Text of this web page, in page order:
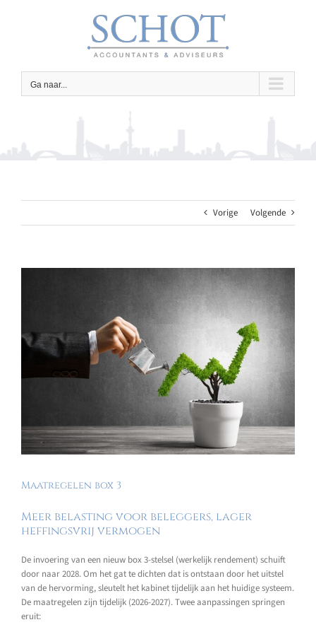
Ga naar...
Vorige Volgende
Maatregelen box 3
Meer belasting voor beleggers, lager
heffingsvrij vermogen
De invoering van een nieuw box 3-stelsel (werkelijk rendement) schuift
door naar 2028. Om het gat te dichten dat is ontstaan door het uitstel
van de hervorming, sleutelt het kabinet tijdelijk aan het huidige systeem.
De maatregelen zijn tijdelijk (2026-2027). Twee aanpassingen springen
eruit: